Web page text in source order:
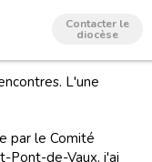
Contacter le
diocèse
L'une
par le Comité
Pont-de-Vaux, j'ai